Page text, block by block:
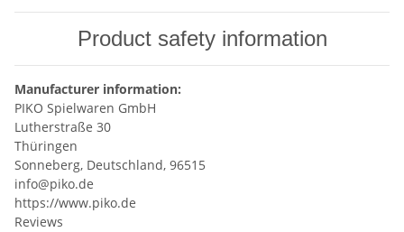
Product safety information
Manufacturer information:
PIKO Spielwaren GmbH
Lutherstraße 30
Thüringen
Sonneberg, Deutschland, 96515
info@piko.de
https://www.piko.de
Reviews